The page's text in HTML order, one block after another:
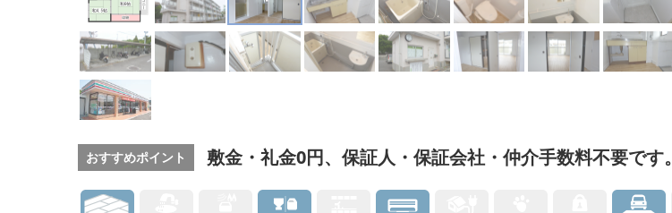
おすすめポイント 敷金・礼金0円、保証人・保証会社・仲介手数料不要です。